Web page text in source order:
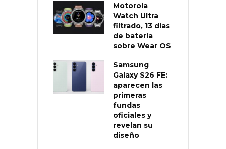
Motorola
Watch Ultra
filtrado, 13 días
de batería
sobre Wear OS
Samsung
Galaxy S26 FE:
aparecen las
primeras
fundas
oficiales y
revelan su
diseño